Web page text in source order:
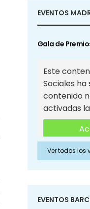
EVENTOS
Gala de
Este
Sociales ha
contenido
activadas
Ver todos los
EVENTOS